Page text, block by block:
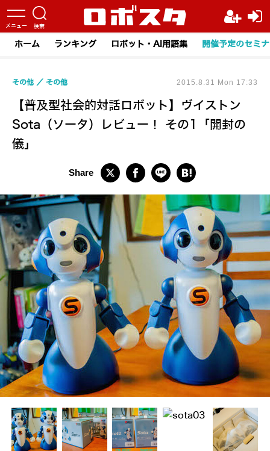
ホーム ランキング ロボット・AI用語集 開催予定のセミ
【普及型社会的対話ロボット】ヴイストン
Sota（ソータ）レビュー！ その1「開封の
儀」
その他 その他 2015.8.31 Mon 17:33